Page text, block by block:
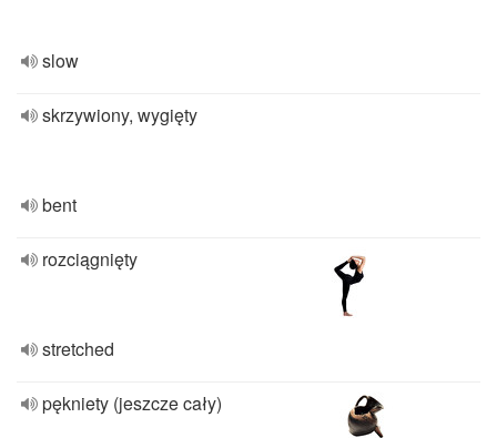
slow
skrzywiony, wygięty
bent
rozciągnięty
stretched
pękniety (jeszcze cały)